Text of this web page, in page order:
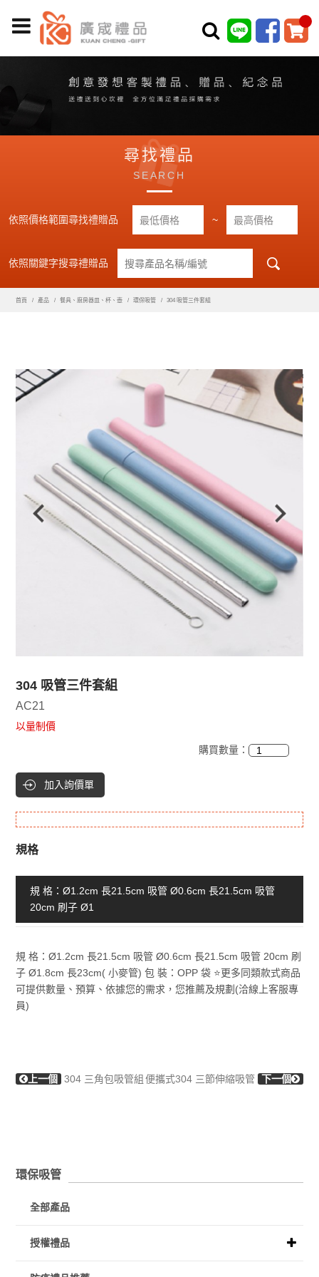
尋找禮品
SEARCH
依照價格範圍尋找禮贈品 ~
依照關鍵字搜尋禮贈品
首頁 產品 餐具、廚房器皿、杯、壺 環保吸管 304 吸管三件套組
304 吸管三件套組
AC21
以量制價
購買數量：
加入詢價單
規格
規 格：Ø1.2cm 長21.5cm 吸管 Ø0.6cm 長21.5cm 吸管
20cm 刷子 Ø1
規 格：Ø1.2cm 長21.5cm 吸管 Ø0.6cm 長21.5cm 吸管 20cm 刷
子 Ø1.8cm 長23cm( 小麥管) 包 裝：OPP 袋 ⭐更多同類款式商品
可提供數量、預算、依據您的需求，您推薦及規劃(洽線上客服專
員)
上一個 304 三角包吸管組 便攜式304 三節伸縮吸管 下一個
環保吸管
全部產品
授權禮品